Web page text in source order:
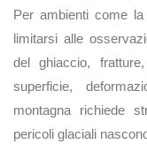
Per ambienti come la
limitarsi alle
del ghiaccio,
superficie,
montagna richiede
pericoli glaciali